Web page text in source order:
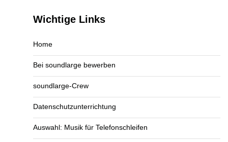
Wichtige Links
Home
Bei soundlarge bewerben
soundlarge-Crew
Datenschutzunterrichtung
Auswahl: Musik für Telefonschleifen